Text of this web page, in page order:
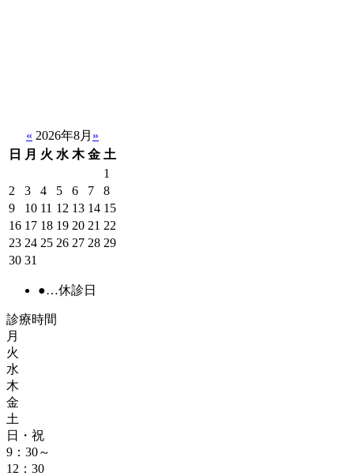
« 2026年8月 »
日
月 火 水 木 金 土
1
2
3 4 5 6 7
8
9
10 11 12 13 14 15
16 17 18 19 20 21 22
23 24 25 26 27 28 29
30 31
●…休診日
診療時間
月
火
水
木
金
土
日・祝
9：30～
12：30